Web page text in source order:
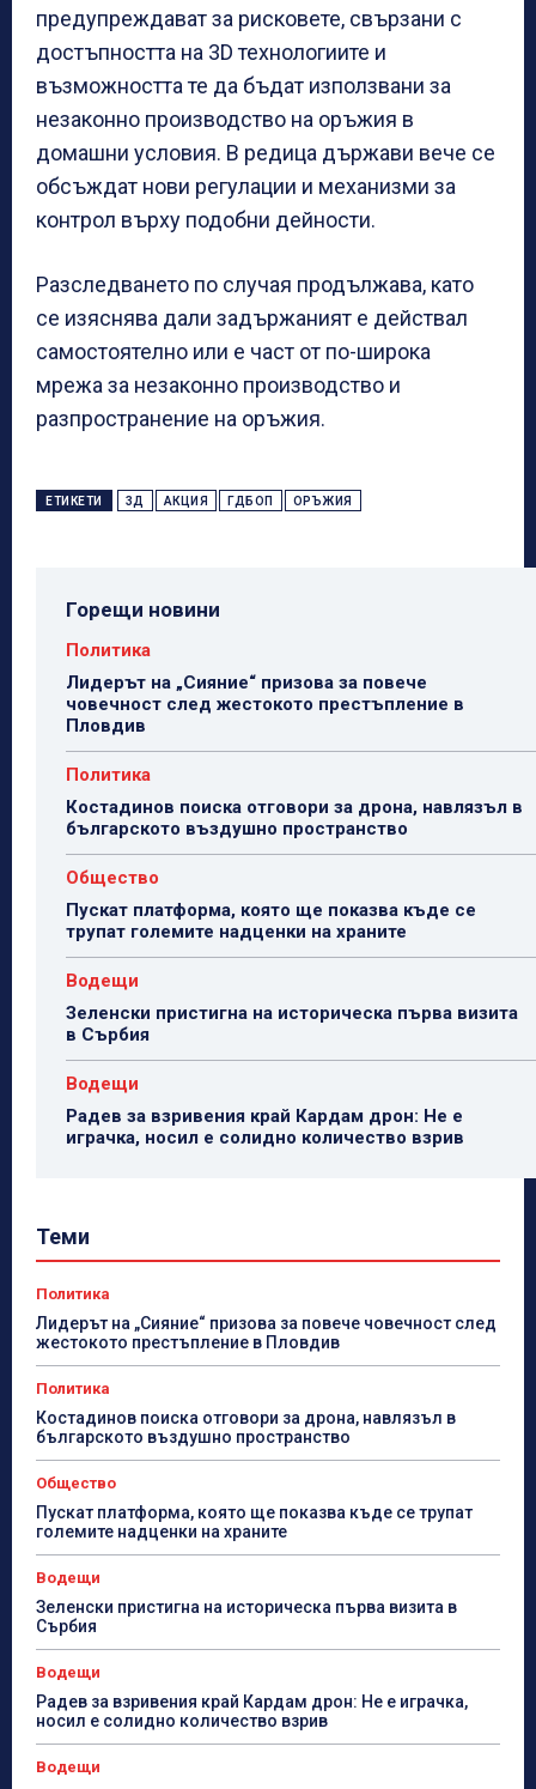
предупреждават за рисковете, свързани с
достъпността на 3D технологиите и
възможността те да бъдат използвани за
незаконно производство на оръжия в
домашни условия. В редица държави вече се
обсъждат нови регулации и механизми за
контрол върху подобни дейности.
Разследването по случая продължава, като
се изяснява дали задържаният е действал
самостоятелно или е част от по-широка
мрежа за незаконно производство и
разпространение на оръжия.
ЕТИКЕТИ 3Д АКЦИЯ ГДБОП ОРЪЖИЯ
Горещи новини
Политика
Лидерът на „Сияние“ призова за повече
човечност след жестокото престъпление в
Пловдив
Политика
Костадинов поиска отговори за дрона, навлязъл в
българското въздушно пространство
Общество
Пускат платформа, която ще показва къде се
трупат големите надценки на храните
Водещи
Зеленски пристигна на историческа първа визита
в Сърбия
Водещи
Радев за взривения край Кардам дрон: Не е
играчка, носил е солидно количество взрив
Теми
Политика
Лидерът на „Сияние“ призова за повече човечност след
жестокото престъпление в Пловдив
Политика
Костадинов поиска отговори за дрона, навлязъл в
българското въздушно пространство
Общество
Пускат платформа, която ще показва къде се трупат
големите надценки на храните
Водещи
Зеленски пристигна на историческа първа визита в
Сърбия
Водещи
Радев за взривения край Кардам дрон: Не е играчка,
носил е солидно количество взрив
Водещи